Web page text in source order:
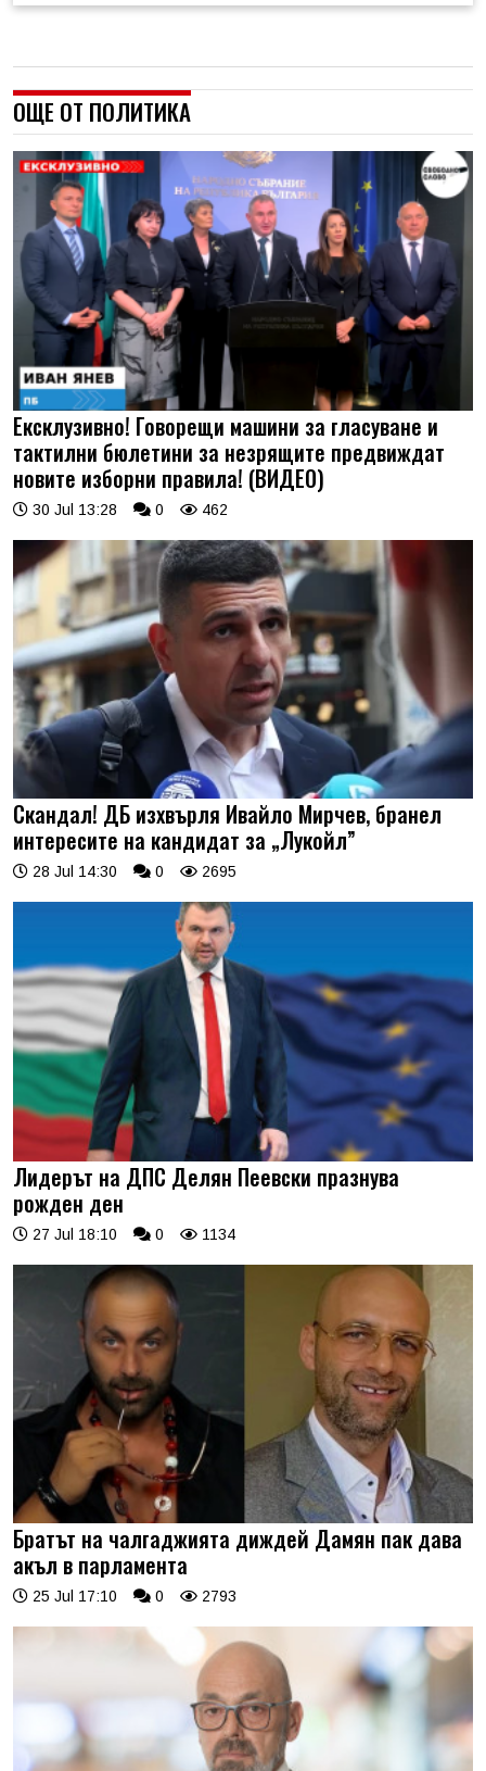
ОЩЕ ОТ ПОЛИТИКА
Ексклузивно! Говорещи машини за гласуване и
тактилни бюлетини за незрящите предвиждат
новите изборни правила! (ВИДЕО)
30 Jul 13:28 0 462
Скандал! ДБ изхвърля Ивайло Мирчев, бранел
интересите на кандидат за „Лукойл”
28 Jul 14:30 0 2695
Лидерът на ДПС Делян Пеевски празнува
рожден ден
27 Jul 18:10 0 1134
Братът на чалгаджията диждей Дамян пак дава
акъл в парламента
25 Jul 17:10 0 2793